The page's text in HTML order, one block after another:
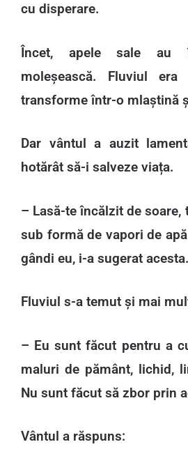
cu disperare.
Încet, apele sale au
moleșească. Fluviul
transforme într-o mlaștină
Dar vântul a auzit
hotărât să-i salveze viața.
– Lasă-te încălzit de soare,
sub formă de vapori de
gândi eu, i-a sugerat acesta.
Fluviul s-a temut și mai
– Eu sunt făcut pentru a
maluri de pământ, lichid,
Nu sunt făcut să zbor prin
Vântul a răspuns: